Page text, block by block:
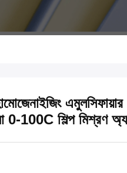
এমুলসিফায়ার
0-100C শিল্প মিশ্রণ